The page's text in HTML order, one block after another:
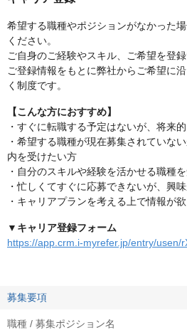
希望する職種やポジションがなかった
ください。
ご自身のご経験やスキル、ご希望を登録
ご登録情報をもとに弊社からご希望に
く制度です。
【こんな方におすすめ】
・すぐに転職する予定はないが、将来
・希望する職種が現在募集されていな
内を受けたい方
・自分のスキルや経験を活かせる職種
・忙しくてすぐに応募できないが、興
・キャリアプランを考える上で情報が
▼キャリア登録フォーム
https://app.crm.i-myrefer.jp/entry/usen/
募集要項
職種 / 募集ポジション名